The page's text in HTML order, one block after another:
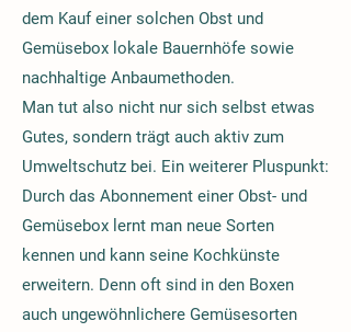
dem Kauf einer solchen Obst und
Gemüsebox lokale Bauernhöfe sowie
nachhaltige Anbaumethoden.
Man tut also nicht nur sich selbst etwas
Gutes, sondern trägt auch aktiv zum
Umweltschutz bei. Ein weiterer Pluspunkt:
Durch das Abonnement einer Obst- und
Gemüsebox lernt man neue Sorten
kennen und kann seine Kochkünste
erweitern. Denn oft sind in den Boxen
auch ungewöhnlichere Gemüsesorten